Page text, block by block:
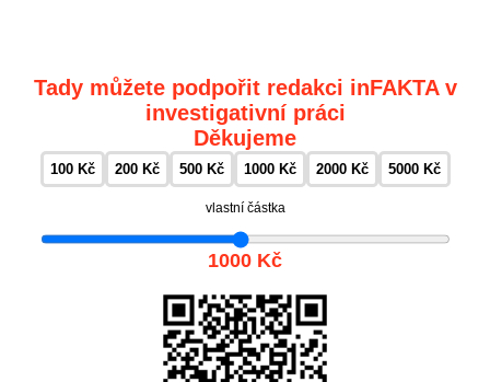
Tady můžete podpořit redakci inFAKTA v
investigativní práci
Děkujeme
100 Kč 200 Kč 500 Kč 1000 Kč 2000 Kč 5000 Kč
vlastní částka
1000 Kč